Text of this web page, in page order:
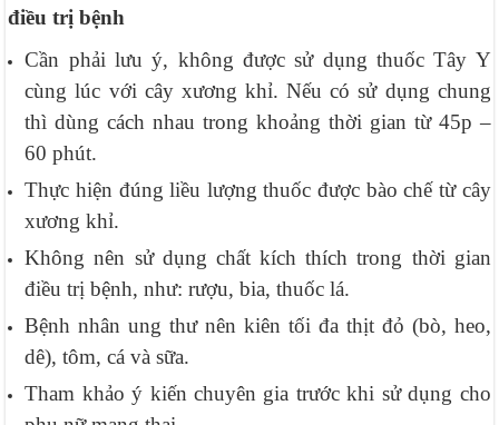
điều trị bệnh
Cần phải lưu ý, không được sử dụng thuốc Tây Y
cùng lúc với cây xương khỉ. Nếu có sử dụng chung
thì dùng cách nhau trong khoảng thời gian từ 45p –
60 phút.
Thực hiện đúng liều lượng thuốc được bào chế từ cây
xương khỉ.
Không nên sử dụng chất kích thích trong thời gian
điều trị bệnh, như: rượu, bia, thuốc lá.
Bệnh nhân ung thư nên kiên tối đa thịt đỏ (bò, heo,
dê), tôm, cá và sữa.
Tham khảo ý kiến chuyên gia trước khi sử dụng cho